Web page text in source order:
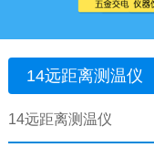
14远距离测温仪
14远距离测温仪